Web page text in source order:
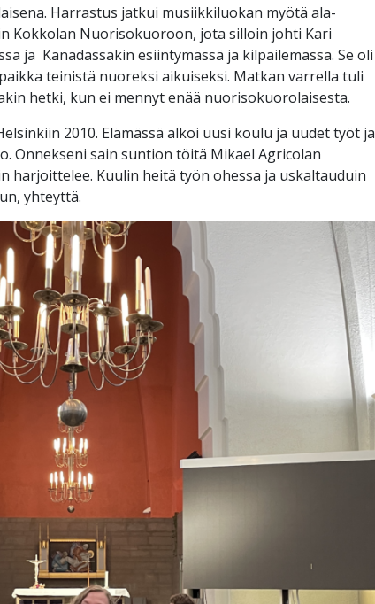
Harrastus jatkui musiikkiluokan myötä ala-
Kokkolan Nuorisokuoroon, jota silloin johti Kari
ja Kanadassakin esiintymässä ja kilpailemassa. Se oli
teinistä nuoreksi aikuiseksi. Matkan varrella tuli
hetki, kun ei mennyt enää nuorisokuorolaisesta.
2010. Elämässä alkoi uusi koulu ja uudet työt ja
Onnekseni sain suntion töitä Mikael Agricolan
harjoittelee. Kuulin heitä työn ohessa ja uskaltauduin
yhteyttä.